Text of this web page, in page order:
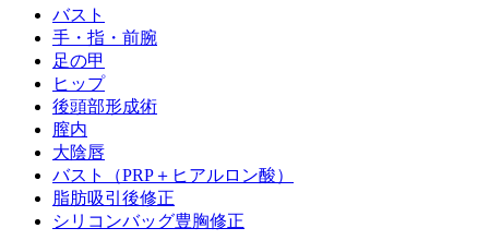
バスト
手・指・前腕
足の甲
ヒップ
後頭部形成術
膣内
大陰唇
バスト（PRP＋ヒアルロン酸）
脂肪吸引後修正
シリコンバッグ豊胸修正